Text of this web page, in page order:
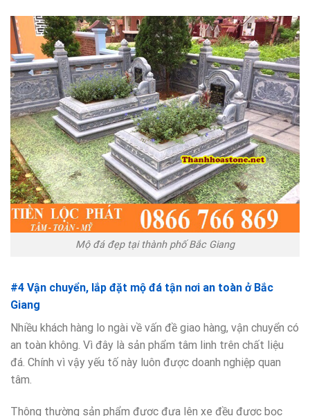
Mộ đá đẹp tại thành phố Bắc Giang
#4 Vận chuyển, lắp đặt mộ đá tận nơi an toàn ở Bắc
Giang
Nhiều khách hàng lo ngài về vấn đề giao hàng, vận chuyển có
an toàn không. Vì đây là sản phẩm tâm linh trên chất liệu
đá. Chính vì vậy yếu tố này luôn được doanh nghiệp quan
tâm.
Thông thường sản phẩm được đưa lên xe đều được bọc